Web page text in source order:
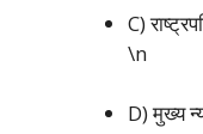
C)
\n
D) मुख्य